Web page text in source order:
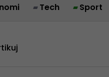
Tech Sport